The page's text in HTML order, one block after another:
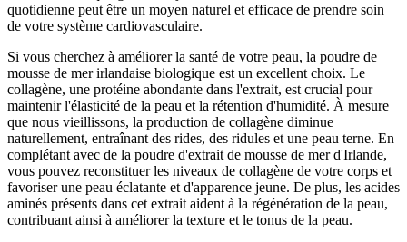
quotidienne peut être un moyen naturel et efficace de prendre soin
de votre système cardiovasculaire.
Si vous cherchez à améliorer la santé de votre peau, la poudre de
mousse de mer irlandaise biologique est un excellent choix. Le
collagène, une protéine abondante dans l'extrait, est crucial pour
maintenir l'élasticité de la peau et la rétention d'humidité. À mesure
que nous vieillissons, la production de collagène diminue
naturellement, entraînant des rides, des ridules et une peau terne. En
complétant avec de la poudre d'extrait de mousse de mer d'Irlande,
vous pouvez reconstituer les niveaux de collagène de votre corps et
favoriser une peau éclatante et d'apparence jeune. De plus, les acides
aminés présents dans cet extrait aident à la régénération de la peau,
contribuant ainsi à améliorer la texture et le tonus de la peau.